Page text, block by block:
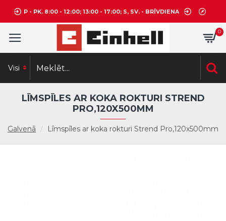
P - PK. 8:00 - 12:00; 13:00 - 17:00; S, SV. - BRĪVDIENA
0
Visi
Galvenā Līmspīles ar koka rokturi Strend Pro,120x500mm
LĪMSPĪLES AR KOKA ROKTURI STREND
PRO,120X500MM